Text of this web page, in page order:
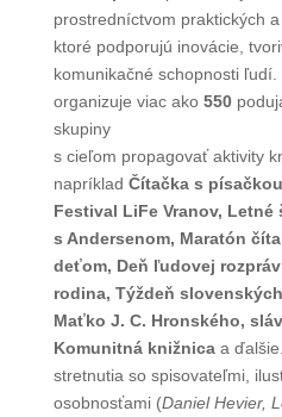
prostredníctvom praktických
ktoré podporujú inovácie,
komunikačné schopnosti
organizuje viac ako 550
skupiny
s cieľom propagovať aktivity
napríklad Čítačka s
Festival LiFe Vranov,
s Andersenom, Maratón
deťom, Deň ľudovej
rodina, Týždeň
Maťko J. C. Hronského,
Komunitná knižnicaa
stretnutia so spisovateľmi,
osobnosťami (Daniel Hevier,